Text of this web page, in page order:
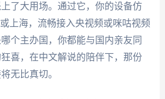
了大用场。通过它，你的设备仿
上海，流畅接入央视频或咪咕视频
个主办国，你都能与国内亲友同
喜，在中文解说的陪伴下，那份
无比真切。